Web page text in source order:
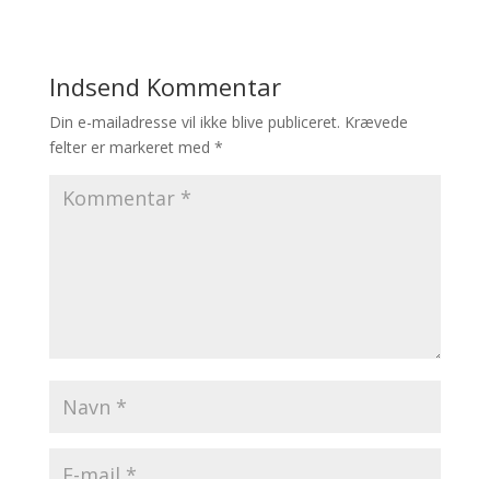
Indsend Kommentar
Din e-mailadresse vil ikke blive publiceret. Krævede
felter er markeret med *